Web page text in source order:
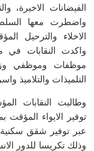
الفيضانات الاخيرة،
واضطرت معها
الاخلاء والترحيل
واكدت النقابات في
موظفات وموظفي
التلميذات والتلاميذ
وطالبت النقابات
توفير الايواء المؤقت
عبر توفير شقق سكنية
وذلك تكريسا للدور